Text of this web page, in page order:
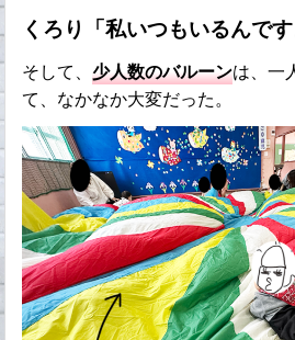
くろり「私いつもいるんです
そして、少人数のバルーンは、一
て、なかなか大変だった。